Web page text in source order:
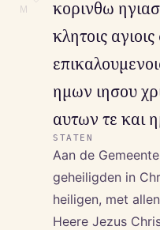
M
κορινθω
κλητοις
ημων ιησου
αυτων τε και
STATEN
Aan de
geheiligden in
heiligen, met
Heere Jezus